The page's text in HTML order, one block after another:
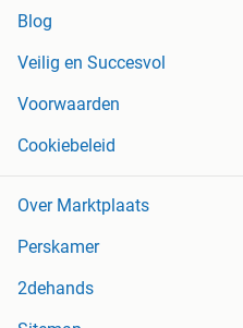
Blog
Veilig en Succesvol
Voorwaarden
Cookiebeleid
Over Marktplaats
Perskamer
2dehands